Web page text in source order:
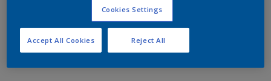
Cookies Settings
Reject All
Accept All Cookies